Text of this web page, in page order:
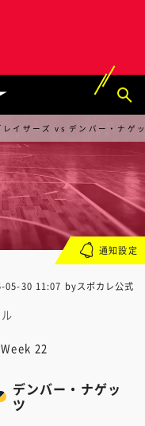
イザーズ vs デンバー・ナゲ
05-30 11:07 byスポカレ公式
22
デンバー・ナゲッ
ツ
通知設定